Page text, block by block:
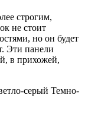
строгим,
не стоит
но он будет
Эти панели
в прихожей,
серый Темно-